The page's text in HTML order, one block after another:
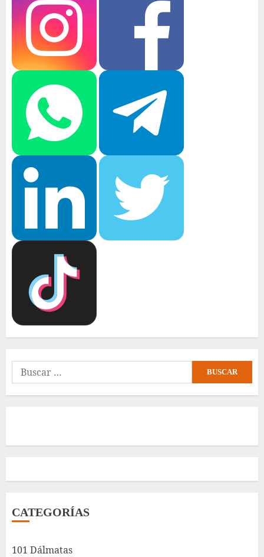
Buscar:
CATEGORÍAS
101 Dálmatas